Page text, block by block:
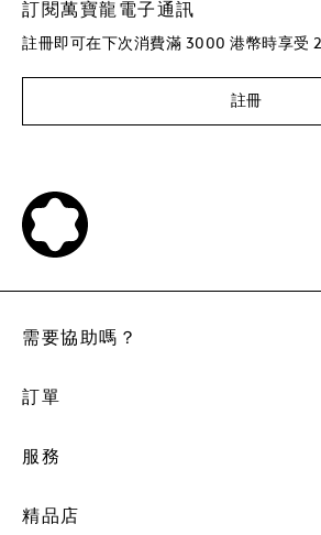
訂閱萬寶龍電子通訊
註冊即可在下次消費滿 3000 港幣時享受
註冊
需要協助嗎？
訂單
服務
精品店